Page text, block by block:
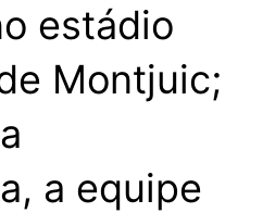
estádio
Montjuic;
a equipe